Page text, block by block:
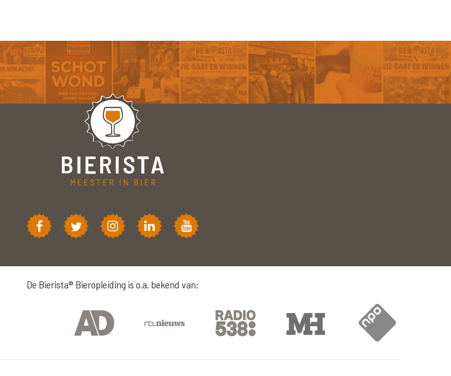
De Bierista® Bieropleiding is o.a. bekend van: